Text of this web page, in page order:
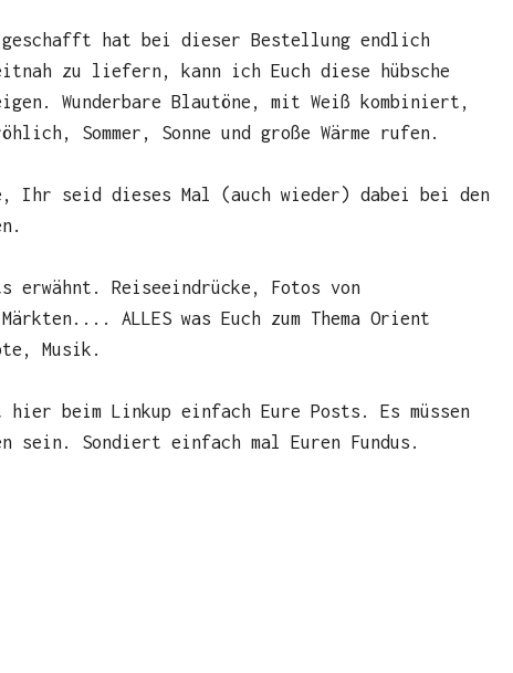
geschafft hat bei dieser Bestellung endlich
zu liefern, kann ich Euch diese hübsche
Wunderbare Blautöne, mit Weiß kombiniert,
Sommer, Sonne und große Wärme rufen.
Ihr seid dieses Mal (auch wieder) dabei bei den
erwähnt. Reiseeindrücke, Fotos von
ALLES was Euch zum Thema Orient
Musik.
beim Linkup einfach Eure Posts. Es müssen
sein. Sondiert einfach mal Euren Fundus.